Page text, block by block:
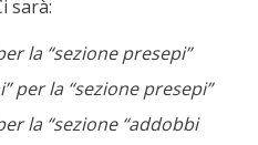
sarà:
la “sezione presepi”
per la “sezione presepi”
la “sezione “addobbi